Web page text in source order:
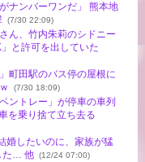
ナンバーワンだ」 熊本地
(7/30 22:09)
ん、竹内朱莉のシドニー
と許可を出していた
町田駅のバス停の屋根に
(7/30 18:09)
ントレー」が停車の車列
乗り捨て立ち去る
婚したいのに、家族が猛
た… 他 (12/24 07:00)